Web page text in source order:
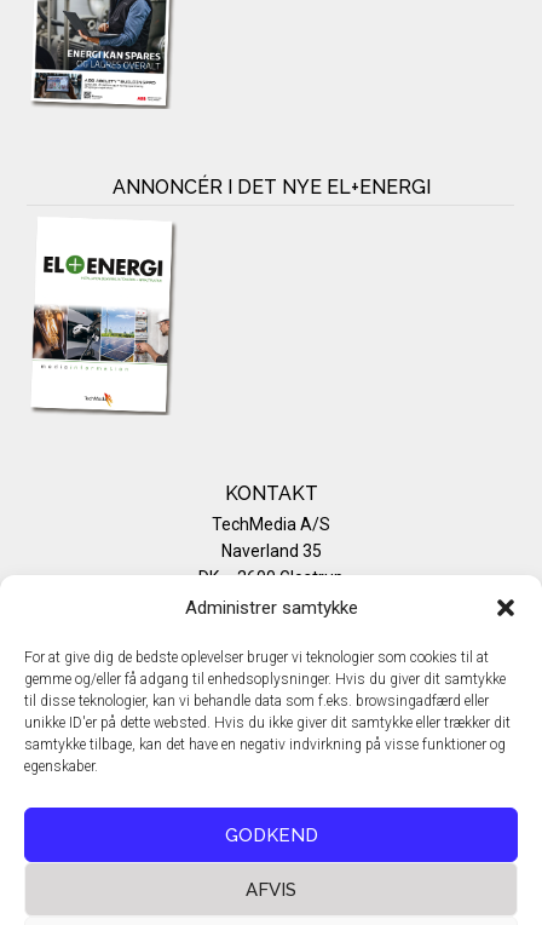
Administrer samtykke
For at give dig de bedste oplevelser bruger vi teknologier som cookies til at
gemme og/eller få adgang til enhedsoplysninger. Hvis du giver dit samtykke
til disse teknologier, kan vi behandle data som f.eks. browsingadfærd eller
unikke ID'er på dette websted. Hvis du ikke giver dit samtykke eller trækker dit
samtykke tilbage, kan det have en negativ indvirkning på visse funktioner og
egenskaber.
GODKEND
AFVIS
ANNONCÉR I DET NYE EL+ENERGI
KONTAKT
TechMedia A/S
Naverland 35
DK – 2600 Glostrup
www.techmedia.dk
E-mail: info@techmedia.dk
Privatlivspolitik
Cookiepolitik